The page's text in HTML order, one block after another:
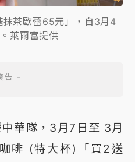
抹茶歐蕾65元」，自3月4
萊爾富提供
華隊，3月7日至 3月
啡 (特大杯)「買2送